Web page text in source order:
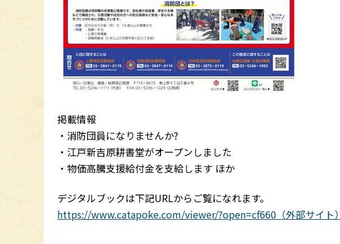
掲載情報
・消防団員になりませんか?
・江戸新吉原耕書堂がオープンしました
・物価高騰支援給付金を支給します ほか
デジタルブックは下記URLからご覧になれます。
https://www.catapoke.com/viewer/?open=cf660（外部サイト）